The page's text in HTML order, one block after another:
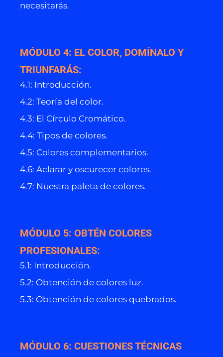
necesitarás.
MÓDULO 4: EL COLOR, DOMÍNALO Y
TRIUNFARÁS:
4.1: Introducción.
4.2: Teoría del color.
4.3: El Círculo Cromático.
4.4: Tipos de colores.
4.5: Colores complementarios.
4.6: Aclarar y oscurecer colores.
4.7: Nuestra paleta de colores.
MÓDULO 5: OBTÉN COLORES
PROFESIONALES:
5.1: Introducción.
5.2: Obtención de colores luz.
5.3: Obtención de colores quebrados.
MÓDULO 6: CUESTIONES TÉCNICAS